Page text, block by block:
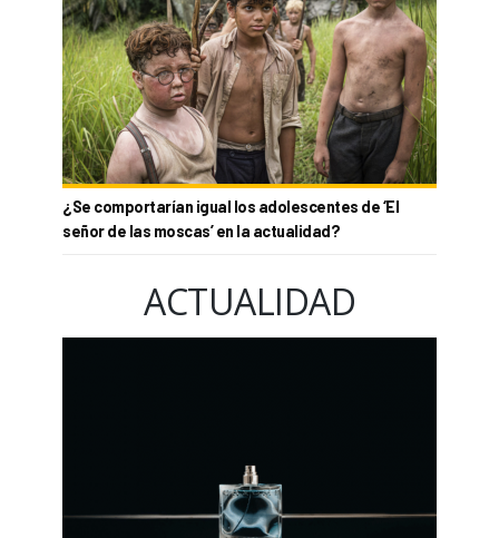
¿Se comportarían igual los adolescentes de ‘El
señor de las moscas’ en la actualidad?
ACTUALIDAD